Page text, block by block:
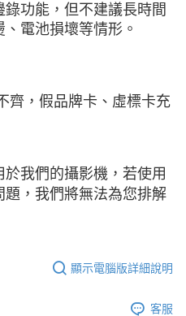
功能，但不建議長時間
電池損壞等情形。
齊，假品牌卡、虛標卡充
我們的攝影機，若使用
，我們將無法為您排解
顯示電腦版詳細說明
客服